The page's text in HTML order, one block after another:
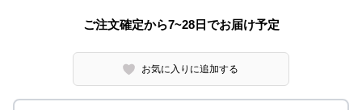
ご注文確定から7~28日でお届け予定
お気に入りに追加する